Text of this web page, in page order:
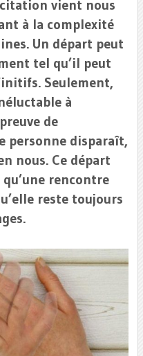
vient nous
à la complexité
Un départ peut
tel qu’il peut
Seulement,
à
de
personne disparaît,
nous. Ce départ
rencontre
reste toujours